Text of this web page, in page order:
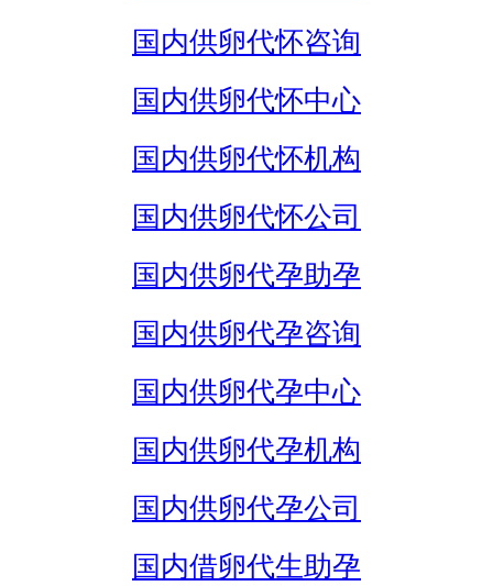
国内供卵代怀咨询
国内供卵代怀中心
国内供卵代怀机构
国内供卵代怀公司
国内供卵代孕助孕
国内供卵代孕咨询
国内供卵代孕中心
国内供卵代孕机构
国内供卵代孕公司
国内借卵代生助孕